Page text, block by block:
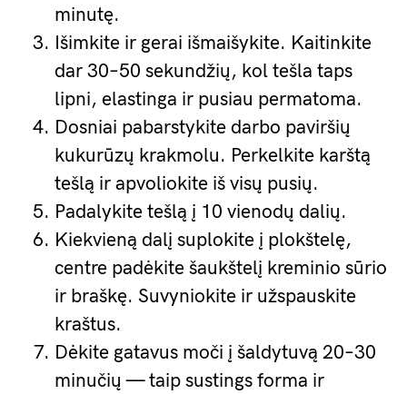
minutę.
Išimkite ir gerai išmaišykite. Kaitinkite
dar 30–50 sekundžių, kol tešla taps
lipni, elastinga ir pusiau permatoma.
Dosniai pabarstykite darbo paviršių
kukurūzų krakmolu. Perkelkite karštą
tešlą ir apvoliokite iš visų pusių.
Padalykite tešlą į 10 vienodų dalių.
Kiekvieną dalį suplokite į plokštelę,
centre padėkite šaukštelį kreminio sūrio
ir braškę. Suvyniokite ir užspauskite
kraštus.
Dėkite gatavus moči į šaldytuvą 20–30
minučių — taip sustings forma ir